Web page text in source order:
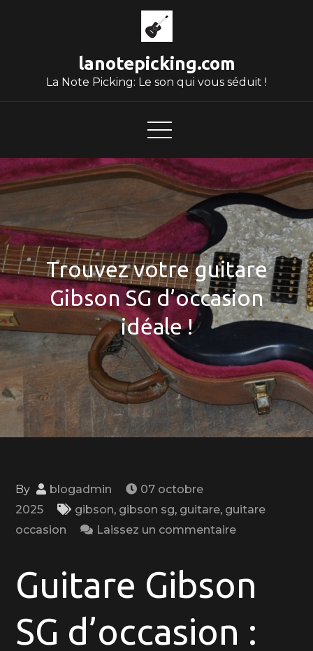
lanotepicking.com
La Note Picking: Le son qui vous séduit !
Trouvez votre guitare
Gibson SG d’occasion
idéale !
By blogadmin
07 octobre
2025
gibson, gibson sg, guitare, guitare
occasion
Laissez un commentaireon
guitare
SG
d’occasion
Guitare Gibson
SG d’occasion :